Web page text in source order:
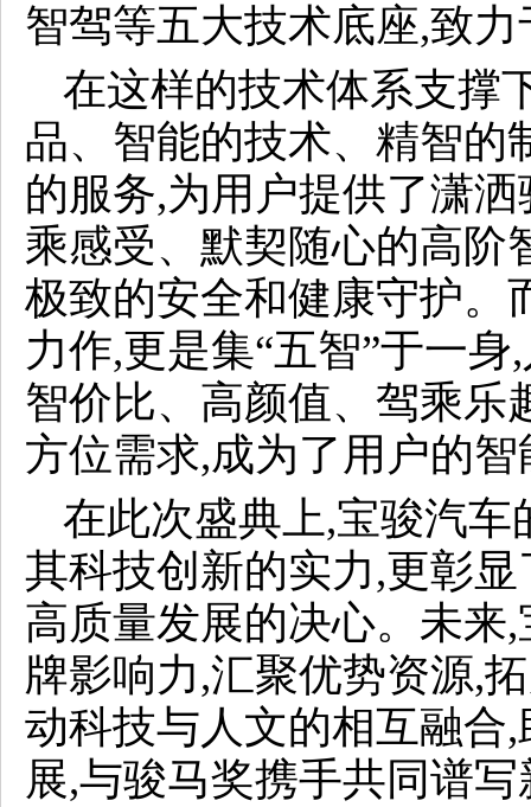
智驾等五大技术底座,致
在这样的技术体系支撑
品、智能的技术、精智的
的服务,为用户提供了潇
乘感受、默契随心的高阶
极致的安全和健康守护。
力作,更是集“五智”于一
智价比、高颜值、驾乘乐
方位需求,成为了用户的
在此次盛典上,宝骏汽
其科技创新的实力,更彰
高质量发展的决心。未来
牌影响力,汇聚优势资源,
动科技与人文的相互融合
展,与骏马奖携手共同谱